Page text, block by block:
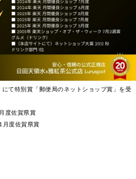
て特別賞「郵便局のネットショップ賞」を受
度佐賀県賞
月度佐賀県賞